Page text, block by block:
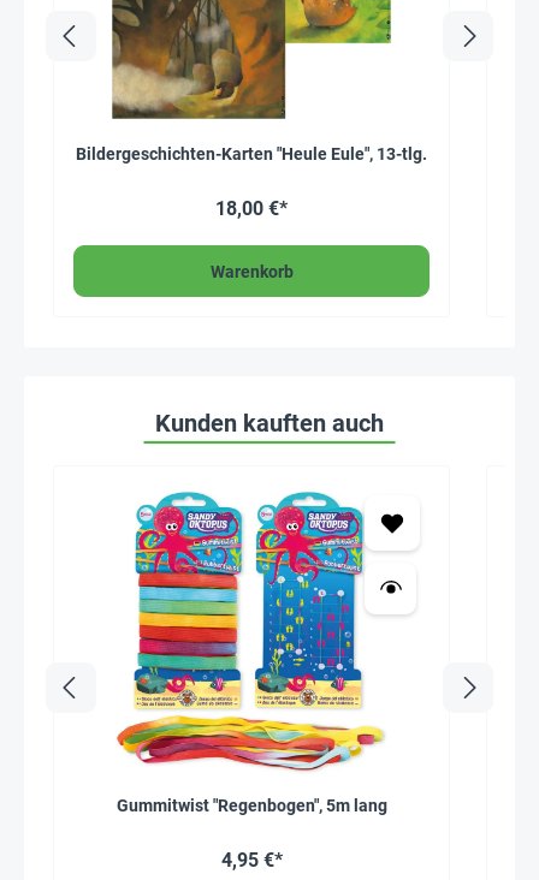
Bildergeschichten-Karten "Heule Eule", 13-tlg.
18,00 €*
Warenkorb
Kunden kauften auch
Gummitwist "Regenbogen", 5m lang
4,95 €*